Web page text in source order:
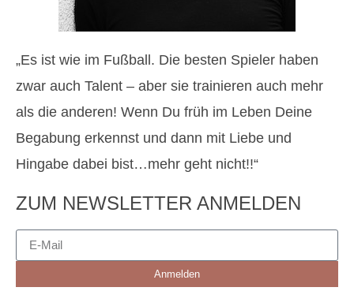
„Es ist wie im Fußball. Die besten Spieler haben
zwar auch Talent – aber sie trainieren auch mehr
als die anderen! Wenn Du früh im Leben Deine
Begabung erkennst und dann mit Liebe und
Hingabe dabei bist…mehr geht nicht!!“
ZUM NEWSLETTER ANMELDEN
Anmelden